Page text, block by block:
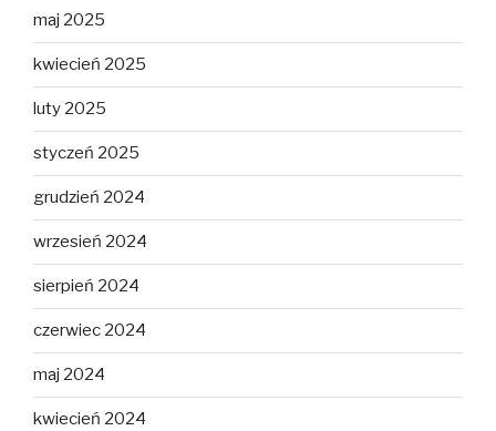
maj 2025
kwiecień 2025
luty 2025
styczeń 2025
grudzień 2024
wrzesień 2024
sierpień 2024
czerwiec 2024
maj 2024
kwiecień 2024